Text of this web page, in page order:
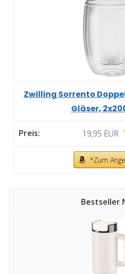
Zwilling Sorrento
Gläser,
19,95 EUR
*Zum